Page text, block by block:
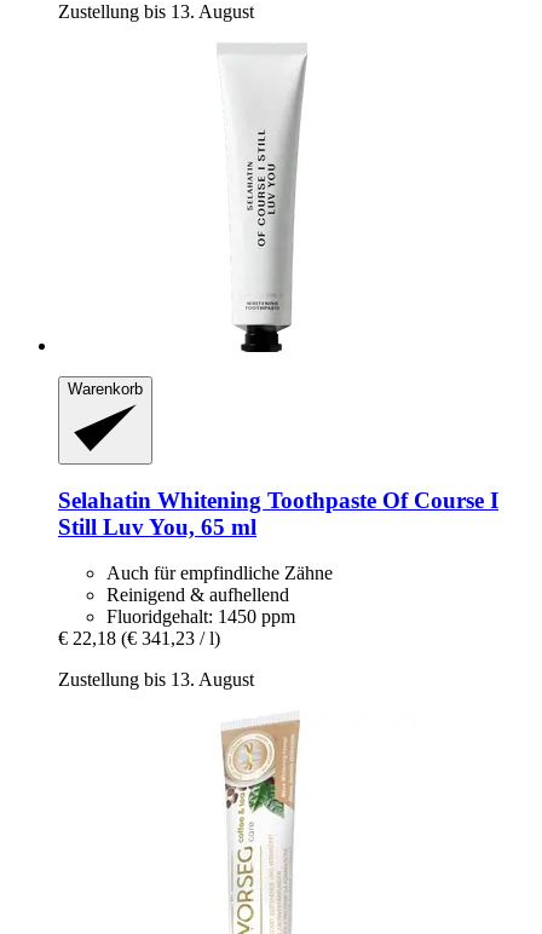
Zustellung bis 13. August
Warenkorb
Selahatin Whitening Toothpaste Of Course I
Still Luv You, 65 ml
Auch für empfindliche Zähne
Reinigend & aufhellend
Fluoridgehalt: 1450 ppm
€ 22,18 (€ 341,23 / l)
Zustellung bis 13. August